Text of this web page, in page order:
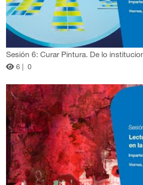
Sesión 6: Curar Pintura. De lo
6 | 0